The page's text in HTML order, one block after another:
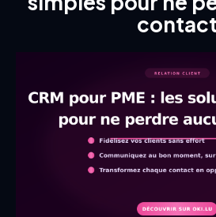
contact